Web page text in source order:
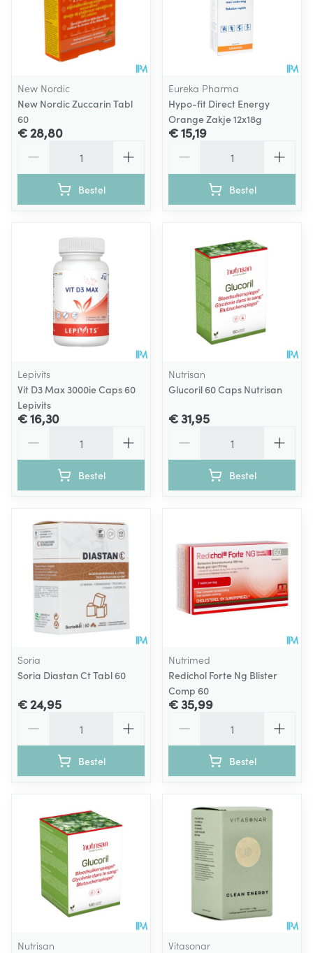
New Nordic
New Nordic Zuccarin Tabl
60
€ 28,80
Bestel
Eureka Pharma
Hypo-fit Direct Energy
Orange Zakje 12x18g
€ 15,19
Bestel
Lepivits
Vit D3 Max 3000ie Caps 60
Lepivits
€ 16,30
Bestel
Nutrisan
Glucoril 60 Caps Nutrisan
€ 31,95
Bestel
Soria
Soria Diastan Ct Tabl 60
€ 24,95
Bestel
Nutrimed
Redichol Forte Ng Blister
Comp 60
€ 35,99
Bestel
Nutrisan
Vitasonar